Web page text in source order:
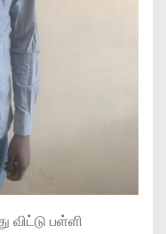
விட்டு பள்ளி